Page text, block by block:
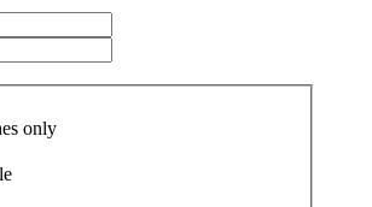
only